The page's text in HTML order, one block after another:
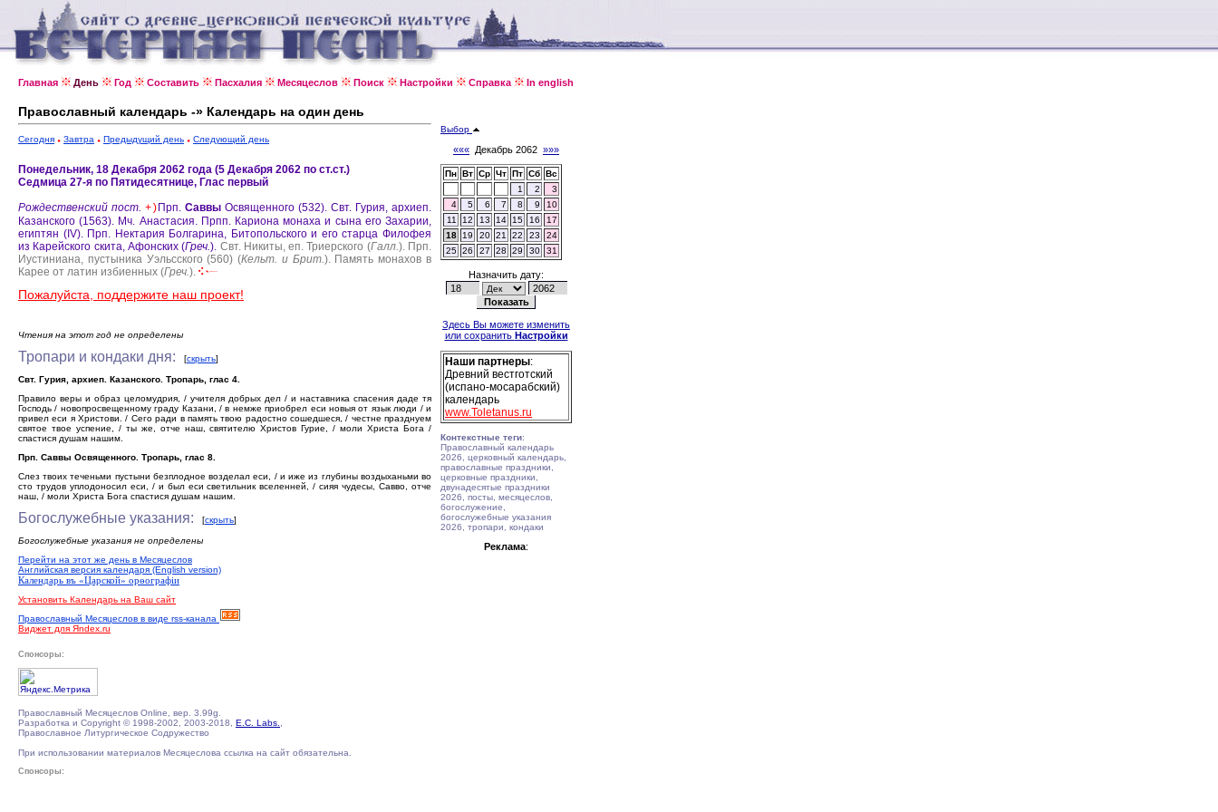
Главная День Год Составить Пасхалия Месяцеслов Поиск Настройки Справка In english
Православный календарь -» Календарь на один день
Сегодня Завтра Предыдущий день Следующий день
Понедельник, 18 Декабря 2062 года (5 Декабря 2062 по ст.ст.)
Седмица 27-я по Пятидесятнице, Глас первый
Рождественский пост. +) Прп. Саввы Освященного (532). Свт. Гурия, архиеп.
Казанского (1563). Мч. Анастасия. Прпп. Кариона монаха и сына его Захарии,
египтян (IV). Прп. Нектария Болгарина, Битопольского и его старца Филофея
из Карейского скита, Афонских (Греч.). Свт. Никиты, еп. Триерского (Галл.). Прп.
Иустиниана, пустыника Уэльсского (560) (Кельт. и Брит.). Память монахов в
Карее от латин избиенных (Греч.).
Пожалуйста, поддержите наш проект!
Чтения на этот год не определены
Тропари и кондаки дня: [скрыть]
Свт. Гурия, архиеп. Казанского. Тропарь, глас 4.
Правило веры и образ целомудрия, / учителя добрых дел / и наставника спасения даде тя
Господь / новопросвещенному граду Казани, / в немже приобрел еси новыя от язык люди / и
привел еси я Христови. / Сего ради в память твою радостно сошедшеся, / честне празднуем
святое твое успение, / ты же, отче наш, святителю Христов Гурие, / моли Христа Бога /
спастися душам нашим.
Прп. Саввы Освященного. Тропарь, глас 8.
Слез твоих теченьми пустыни безплодное возделал еси, / и иже из глубины воздыханьми во
сто трудов уплодоносил еси, / и был еси светильник вселенней, / сияя чудесы, Савво, отче
наш, / моли Христа Бога спастися душам нашим.
Богослужебные указания: [скрыть]
Богослужебные указания не определены
Перейти на этот же день в Месяцеслов
Английская версия календаря (English version)
Календарь въ «Царской» орѳографiи
Установить Календарь на Ваш сайт
Православный Месяцеслов в виде rss-канала
Виджет для Яndex.ru
Выбор
««« Декабрь 2062 »»»
Пн Вт Ср Чт Пт Сб Вс
1
2
3
4
5 6 7 8 9
10
11
12 13 14 15 16
17
18
19 20 21 22 23
24
25 26 27 28 29 30 31
Назначить дату:
Здесь Вы можете изменить
или сохранить Настройки
Наши партнеры:
Древний вестготский
(испано-мосарабский)
календарь
www.Toletanus.ru
Контекстные теги:
Православный календарь
2026, церковный календарь,
православные праздники,
церковные праздники,
двунадесятые праздники
2026, посты, месяцеслов,
богослужение,
богослужебные указания
2026, тропари, кондаки
Реклама:
Спонсоры:
Православный Месяцеслов Online, вер. 3.99g.
Разработка и Copyright © 1998-2002, 2003-2018, E.C. Labs.
Православное Литургическое Содружество
При использовании материалов Месяцеслова ссылка на сайт обязательна.
Спонсоры: